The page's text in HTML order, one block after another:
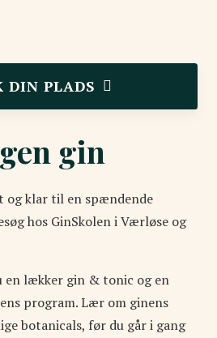
DIN PLADS
gin
og klar til en spændende
hos GinSkolen i Værløse og
en lækker gin & tonic og en
program. Lær om ginens
botanicals, før du går i gang